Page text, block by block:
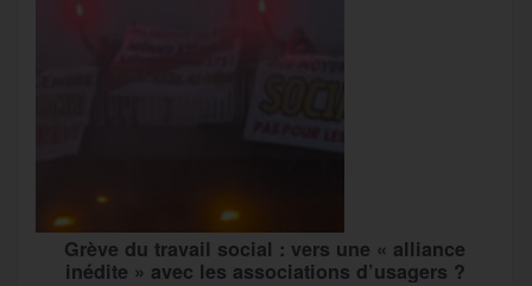
Grève du travail social : vers une « alliance
inédite » avec les associations d’usagers ?